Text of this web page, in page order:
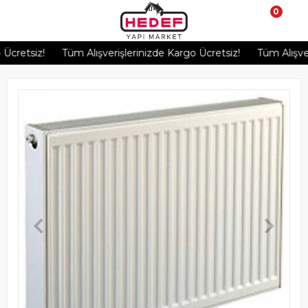
Tüm Alışverişlerinizde Kargo Ücretsiz! Tüm
0